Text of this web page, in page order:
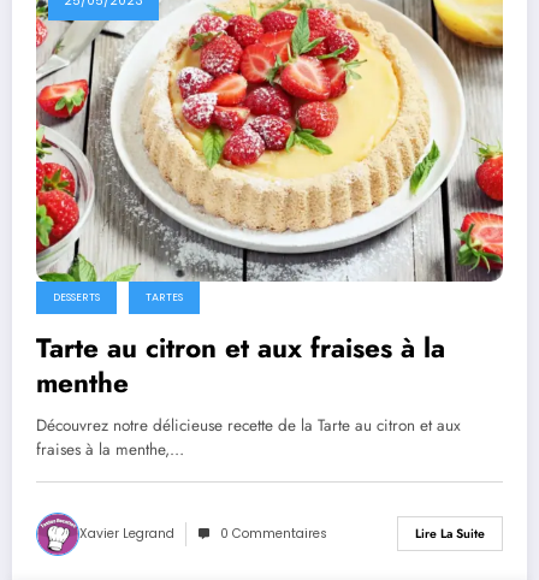
DESSERTS TARTES
Tarte au citron et aux fraises à la
menthe
Découvrez notre délicieuse recette de la Tarte au citron et aux
fraises à la menthe,…
Xavier Legrand 0 Commentaires Lire La Suite